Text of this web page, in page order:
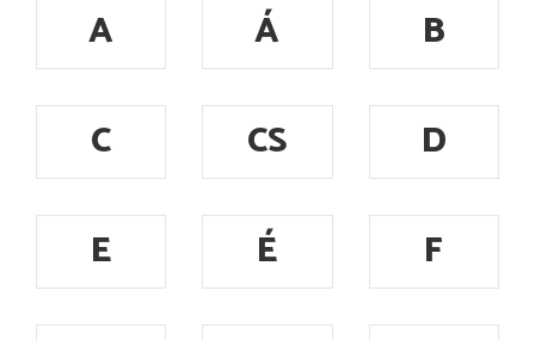
A Á
B
C
CS
D
E
É
F